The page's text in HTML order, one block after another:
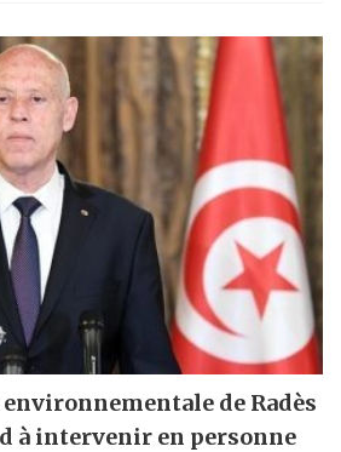
de Radès
à intervenir en personne